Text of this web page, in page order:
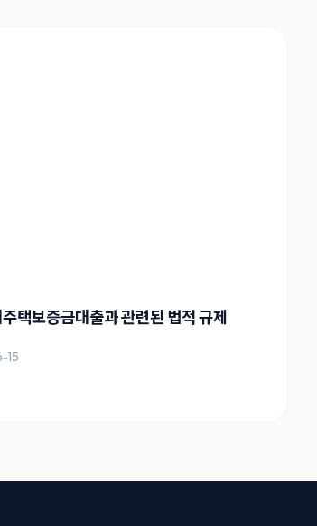
택보증금대출과 관련된 법적 규제
15